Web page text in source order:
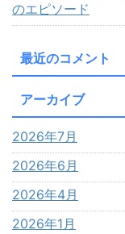
のエピソード
最近のコメント
アーカイブ
2026年7月
2026年6月
2026年4月
2026年1月